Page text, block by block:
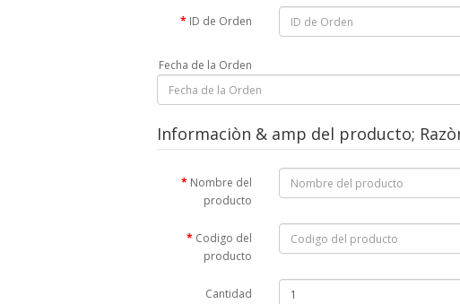
ID de Orden
Fecha de la Orden
Informaciòn & amp del producto;
Nombre del
producto
Codigo del
producto
Cantidad